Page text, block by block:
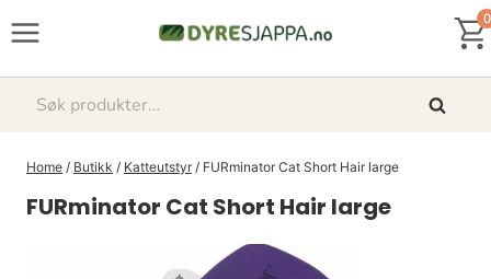
0
Søk
Søk
Home / Butikk / Katteutstyr / FURminator Cat Short Hair large
FURminator Cat Short Hair large